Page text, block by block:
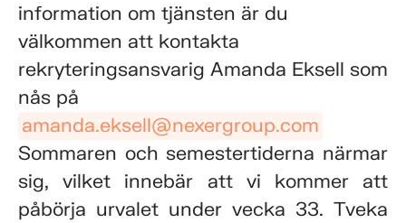
information om tjänsten är du
välkommen att kontakta
rekryteringsansvarig Amanda Eksell som
nås på
amanda.eksell@nexergroup.com
Sommaren och semestertiderna närmar
sig, vilket innebär att vi kommer att
påbörja urvalet under vecka 33. Tveka